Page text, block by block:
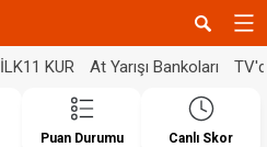
İLK11 KUR At Yarışı Bankoları
Puan Durumu Canlı Skor